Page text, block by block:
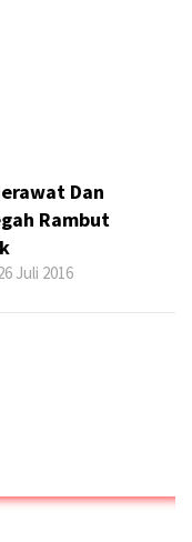
Dan
Rambut
Juli 2016